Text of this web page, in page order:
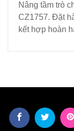
Nâng tầm trò
CZ1757. Đặt
kết hợp hoàn